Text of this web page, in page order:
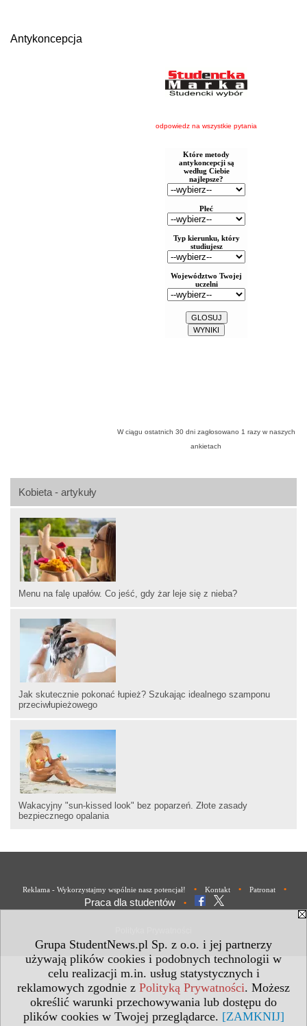
Grupa StudentNews.pl Sp. z o.o. i jej partnerzy
używają plików cookies i podobnych technologii w
celu realizacji m.in. usług statystycznych i
reklamowych zgodnie z Polityką Prywatności. Możesz
określić warunki przechowywania lub dostępu do
plików cookies w Twojej przeglądarce. [ZAMKNIJ]
Kobieta - artykuły
Menu na falę upałów. Co jeść, gdy żar leje się z nieba?
Jak skutecznie pokonać łupież? Szukając idealnego szamponu
przeciwłupieżowego
Wakacyjny "sun-kissed look" bez poparzeń. Złote zasady
bezpiecznego opalania
Antykoncepcja
odpowiedz na wszystkie pytania
W ciągu ostatnich 30 dni zagłosowano 1 razy w naszych
ankietach
Reklama - Wykorzystajmy wspólnie nasz potencjał! • Kontakt • Patronat •
Praca dla studentów •